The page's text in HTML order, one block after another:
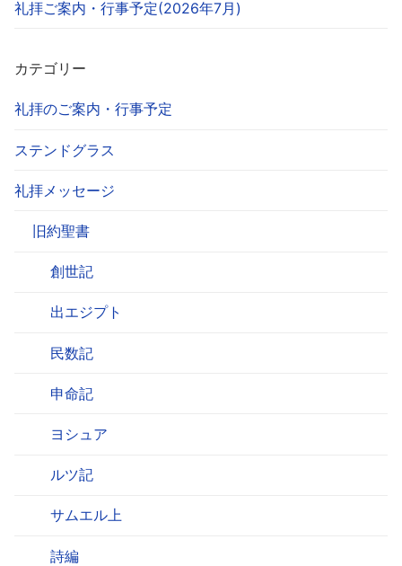
礼拝ご案内・行事予定(2026年7月)
カテゴリー
礼拝のご案内・行事予定
ステンドグラス
礼拝メッセージ
旧約聖書
創世記
出エジプト
民数記
申命記
ヨシュア
ルツ記
サムエル上
詩編